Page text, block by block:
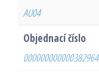
AU04
Objednací číslo
000000000000382964